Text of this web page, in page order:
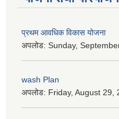
प्रथम आवधिक विकास योजना
अपलोड: Sunday,
wash Plan
अपलोड: Friday, August 29,